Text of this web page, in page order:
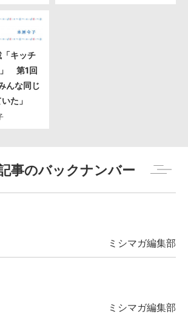
キッチ
」 第1回
んな同じ
た」
事のバックナンバー
ミシマガ編集部
ミシマガ編集部